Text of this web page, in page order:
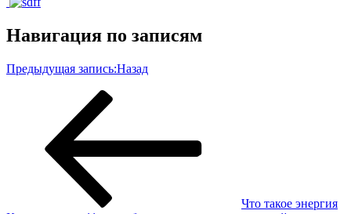
VK
Навигация по записям
Предыдущая запись:Назад
Что такое энергия